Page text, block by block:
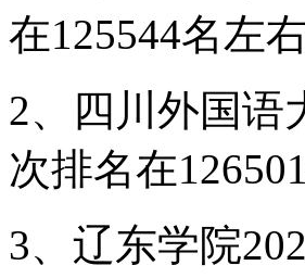
在125544名左
2、四川外国语
次排名在
3、辽东学院